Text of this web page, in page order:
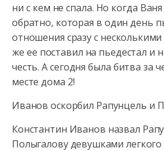
ни с кем не спала. Но когда
обратно, которая в один день
отношения сразу с
же ее поставил на пьедестал и
честь. А сегодня была битва за
месте дома 2!
Иванов оскорбил Рапунцель и
Константин Иванов назвал
Полыгалову девушками